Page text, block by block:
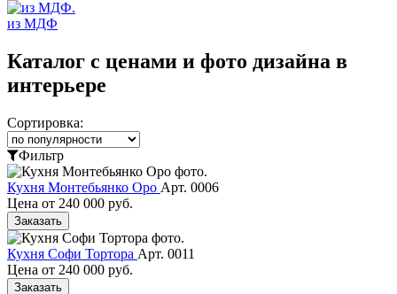
из МДФ
Каталог с ценами и фото дизайна в
интерьере
Сортировка:
Фильтр
Кухня Монтебьянко Оро Арт. 0006
Цена от 240 000 руб.
Заказать
Кухня Софи Тортора Арт. 0011
Цена от 240 000 руб.
Заказать